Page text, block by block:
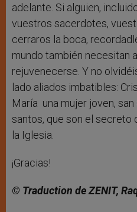
adelante. Si alguien,
vuestros sacerdotes,
cerraros la boca,
mundo también necesitan
rejuvenecerse. Y no
lado aliados imbatibles:
María una mujer joven,
santos, que son el secreto
la Iglesia.
¡Gracias!
© Traduction de ZENIT,